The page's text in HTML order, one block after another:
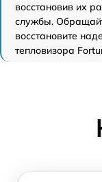
восстановив их
службы.
восстановите
тепловизора